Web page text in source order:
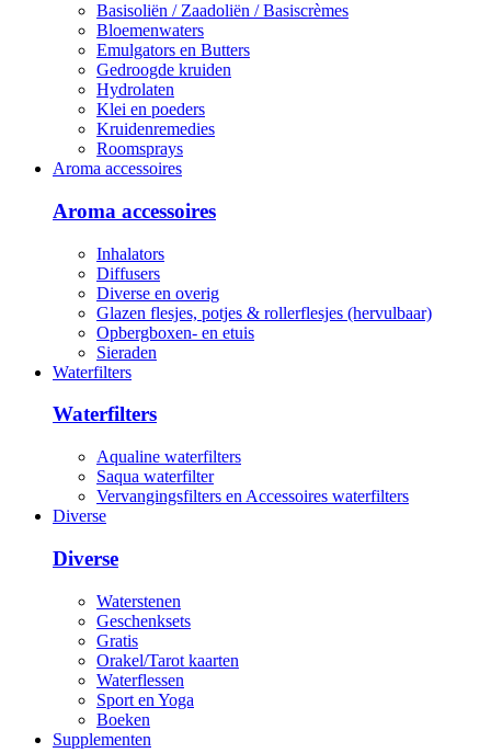
Basisoliën / Zaadoliën / Basiscrèmes
Bloemenwaters
Emulgators en Butters
Gedroogde kruiden
Hydrolaten
Klei en poeders
Kruidenremedies
Roomsprays
Aroma accessoires
Aroma accessoires
Inhalators
Diffusers
Diverse en overig
Glazen flesjes, potjes & rollerflesjes (hervulbaar)
Opbergboxen- en etuis
Sieraden
Waterfilters
Waterfilters
Aqualine waterfilters
Saqua waterfilter
Vervangingsfilters en Accessoires waterfilters
Diverse
Diverse
Waterstenen
Geschenksets
Gratis
Orakel/Tarot kaarten
Waterflessen
Sport en Yoga
Boeken
Supplementen